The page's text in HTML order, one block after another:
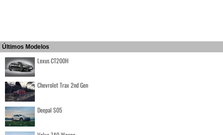
Últimos Modelos
Lexus CT200H
Chevrolet Trax 2nd Gen
Deepal S05